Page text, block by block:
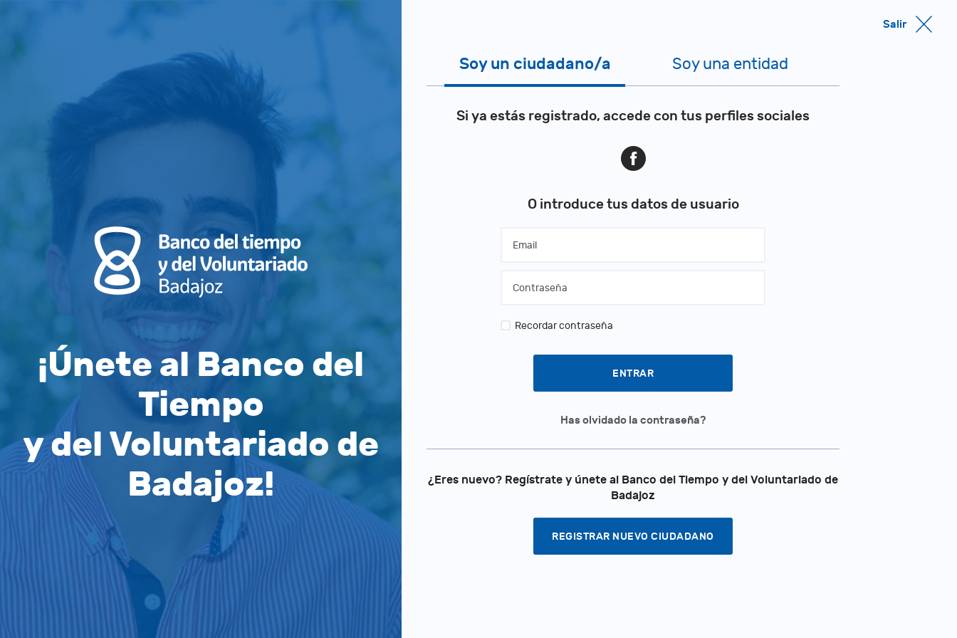
Salir
¡Únete al Banco del
Tiempo
y del Voluntariado de
Badajoz!
Soy un ciudadano/a Soy una entidad
Si ya estás registrado, accede con tus perfiles sociales
O introduce tus datos de usuario
Recordar contraseña
Has olvidado la contraseña?
¿Eres nuevo? Regístrate y únete al Banco del Tiempo y del Voluntariado de
Badajoz
REGISTRAR NUEVO CIUDADANO